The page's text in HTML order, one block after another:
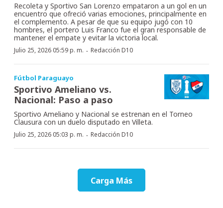
Recoleta y Sportivo San Lorenzo empataron a un gol en un
encuentro que ofreció varias emociones, principalmente en
el complemento. A pesar de que su equipo jugó con 10
hombres, el portero Luis Franco fue el gran responsable de
mantener el empate y evitar la victoria local.
Julio 25, 2026 05:59 p. m. · Redacción D10
Fútbol Paraguayo
Sportivo Ameliano vs.
Nacional: Paso a paso
Sportivo Ameliano y Nacional se estrenan en el Torneo
Clausura con un duelo disputado en Villeta.
Julio 25, 2026 05:03 p. m. · Redacción D10
Carga Más